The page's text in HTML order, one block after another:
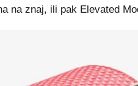
na znaj, ili pak Elevated